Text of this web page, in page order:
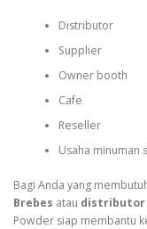
Distributor
Supplier
Owner booth
Cafe
Reseller
Usaha minuman
Bagi Anda yang
Brebes atau distributor
Powder siap membantu